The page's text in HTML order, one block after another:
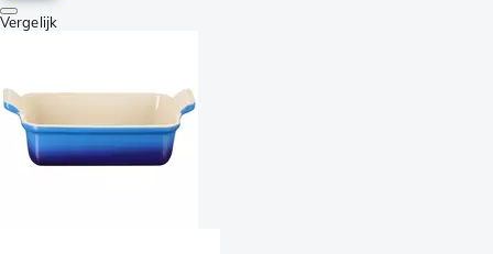
Vergelijk